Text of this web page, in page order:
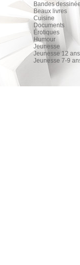
Bandes
Beaux livres
Cuisine
Documents
Érotiques
Humour
Jeunesse
Jeunesse 12
Jeunesse 7-9